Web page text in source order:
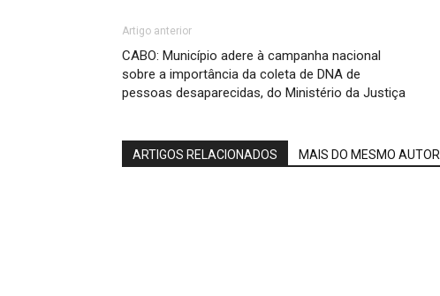
Artigo anterior
CABO: Município adere à campanha nacional
sobre a importância da coleta de DNA de
pessoas desaparecidas, do Ministério da Justiça
ARTIGOS RELACIONADOS MAIS DO MESMO AUTOR